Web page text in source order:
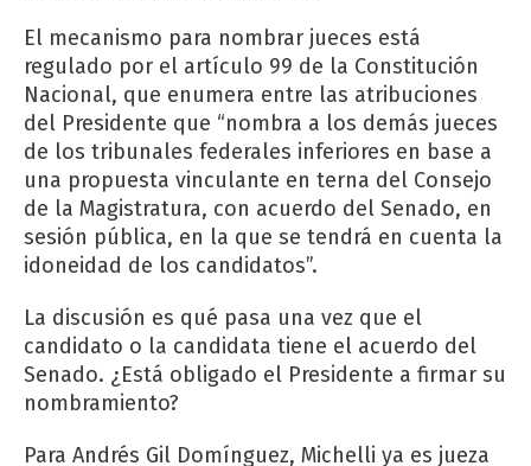
El mecanismo para nombrar jueces está
regulado por el artículo 99 de la Constitución
Nacional, que enumera entre las atribuciones
del Presidente que “nombra a los demás jueces
de los tribunales federales inferiores en base a
una propuesta vinculante en terna del Consejo
de la Magistratura, con acuerdo del Senado, en
sesión pública, en la que se tendrá en cuenta la
idoneidad de los candidatos”.
La discusión es qué pasa una vez que el
candidato o la candidata tiene el acuerdo del
Senado. ¿Está obligado el Presidente a firmar su
nombramiento?
Para Andrés Gil Domínguez, Michelli ya es jueza